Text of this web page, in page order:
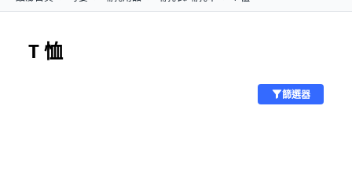
T 恤
篩選器